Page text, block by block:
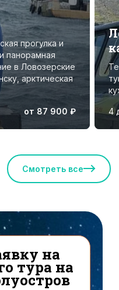
прогулка и
панорамная
в Ловозерские
арктическая
от 87 900 ₽ 4
Смотреть все
на
тура на